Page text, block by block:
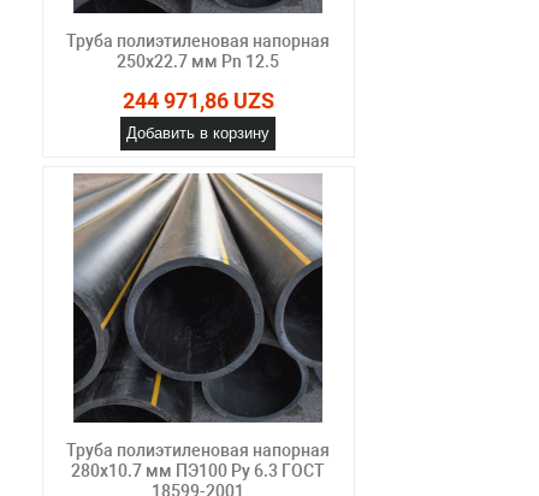
Труба полиэтиленовая напорная
250х22.7 мм Pn 12.5
244 971,86 UZS
Добавить в корзину
Труба полиэтиленовая напорная
280х10.7 мм ПЭ100 Ру 6.3 ГОСТ
18599-2001